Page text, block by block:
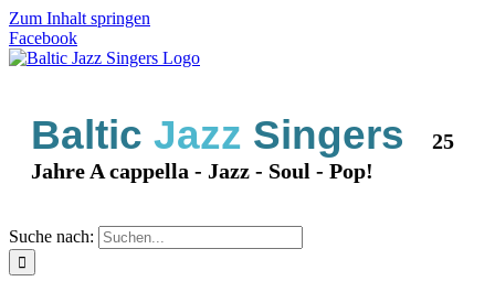
Zum Inhalt springen
Facebook
Baltic Jazz Singers 25
Jahre A cappella - Jazz - Soul - Pop!
Suche nach: